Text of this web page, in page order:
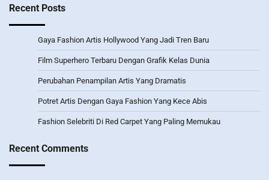
Recent Posts
Gaya Fashion Artis Hollywood Yang Jadi Tren Baru
Film Superhero Terbaru Dengan Grafik Kelas Dunia
Perubahan Penampilan Artis Yang Dramatis
Potret Artis Dengan Gaya Fashion Yang Kece Abis
Fashion Selebriti Di Red Carpet Yang Paling Memukau
Recent Comments